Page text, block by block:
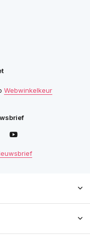
Webwinkelkeur